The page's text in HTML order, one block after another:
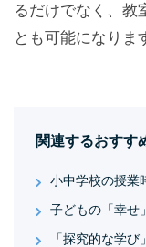
るだけでなく、教
とも可能になりま
関連するおすす
小中学校の授業
子どもの「幸せ
「探究的な学